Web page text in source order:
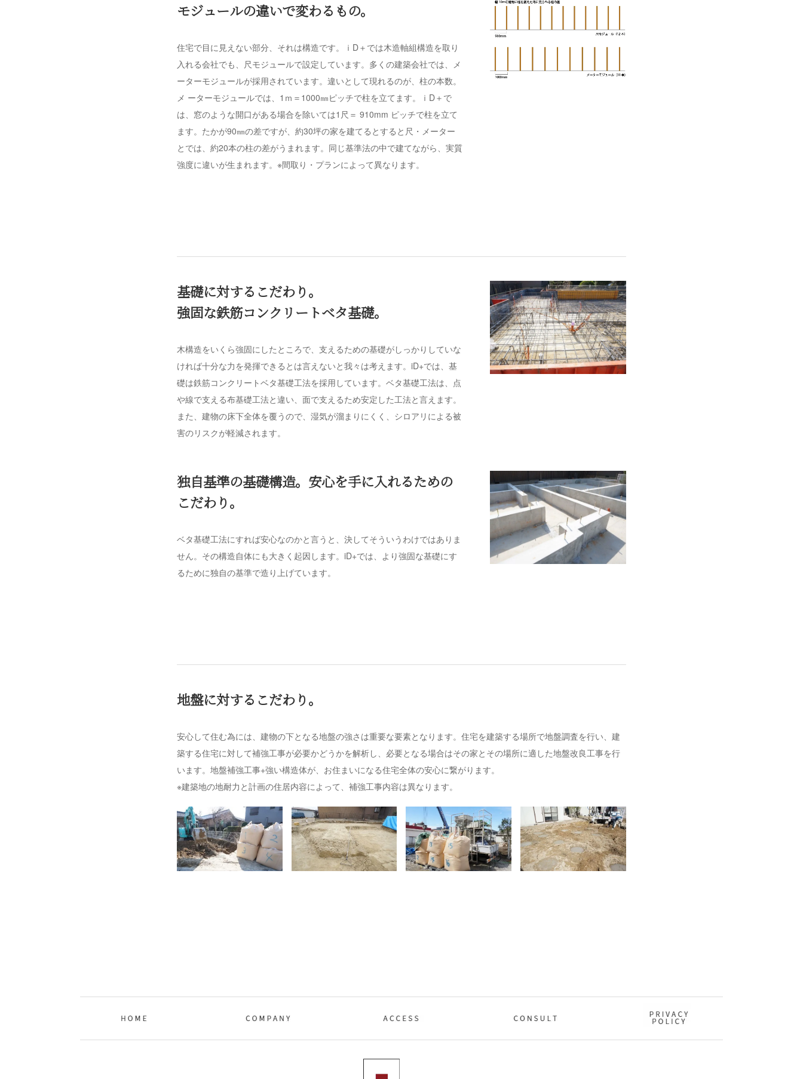
モジュールの違いで変わるもの。
住宅で目に見えない部分、それは構造です。ｉD＋では木造軸組構造を取り
入れる会社でも、尺モジュールで設定しています。多くの建築会社では、メ
ーターモジュールが採用されています。違いとして現れるのが、柱の本数。
メ ーターモジュールでは、1ｍ＝1000㎜ピッチで柱を立てます。ｉD＋で
は、窓のような開口がある場合を除いては1尺＝ 910mm ピッチで柱を立て
ます。たかが90㎜の差ですが、約30坪の家を建てるとすると尺・メーター
とでは、約20本の柱の差がうまれます。同じ基準法の中で建てながら、実質
強度に違いが生まれます。※間取り・プランによって異なります。
基礎に対するこだわり。
強固な鉄筋コンクリートベタ基礎。
木構造をいくら強固にしたところで、支えるための基礎がしっかりしていな
ければ十分な力を発揮できるとは言えないと我々は考えます。iD+では、基
礎は鉄筋コンクリートベタ基礎工法を採用しています。ベタ基礎工法は、点
や線で支える布基礎工法と違い、面で支えるため安定した工法と言えます。
また、建物の床下全体を覆うので、湿気が溜まりにくく、シロアリによる被
害のリスクが軽減されます。
独自基準の基礎構造。安心を手に入れるための
こだわり。
ベタ基礎工法にすれば安心なのかと言うと、決してそういうわけではありま
せん。その構造自体にも大きく起因します。iD+では、より強固な基礎にす
るために独自の基準で造り上げています。
地盤に対するこだわり。
安心して住む為には、建物の下となる地盤の強さは重要な要素となります。住宅を建築する場所で地盤調査を行い、建
築する住宅に対して補強工事が必要かどうかを解析し、必要となる場合はその家とその場所に適した地盤改良工事を行
います。地盤補強工事+強い構造体が、お住まいになる住宅全体の安心に繋がります。
※建築地の地耐力と計画の住居内容によって、補強工事内容は異なります。